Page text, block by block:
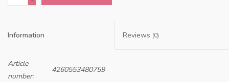
Information Reviews (0)
Article
number:
4260553480759